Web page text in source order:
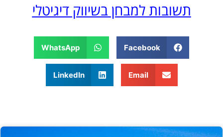
תשובות למבחן בשיווק דיגיטלי
Facebook
WhatsApp
Email
LinkedIn